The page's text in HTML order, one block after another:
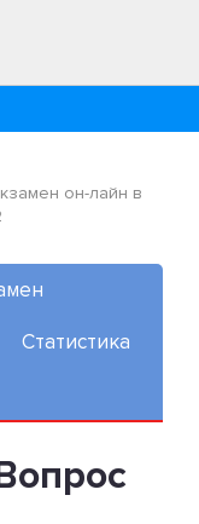
он-лайн в
Статистика